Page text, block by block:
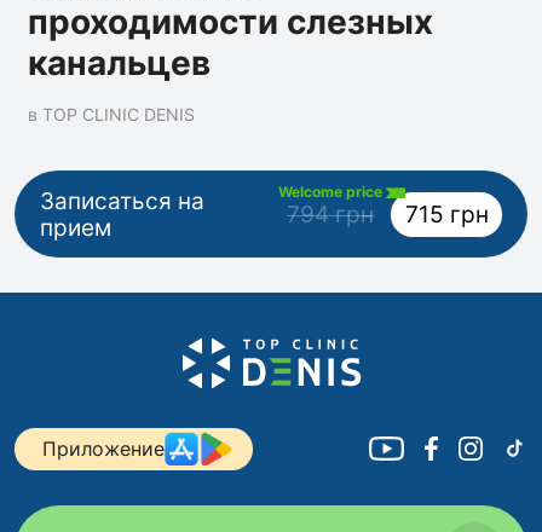
проходимости слезных
канальцев
в TOP CLINIC DENIS
Записаться на
прием
Welcome price
794 грн 715 грн
Приложение